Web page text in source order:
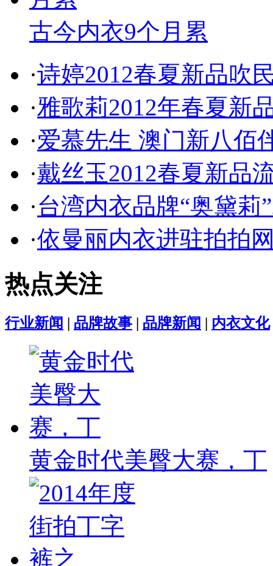
古今内衣9个月累
·诗婷2012春夏新品吹
·雅歌莉2012年春夏新
·爱慕先生 澳门新八佰
·戴丝玉2012春夏新品
·台湾内衣品牌“奥黛莉
·依曼丽内衣进驻拍拍
热点关注
行业新闻 | 品牌故事 | 品牌新闻 | 内衣文化
黄金时代美臀大赛，丁